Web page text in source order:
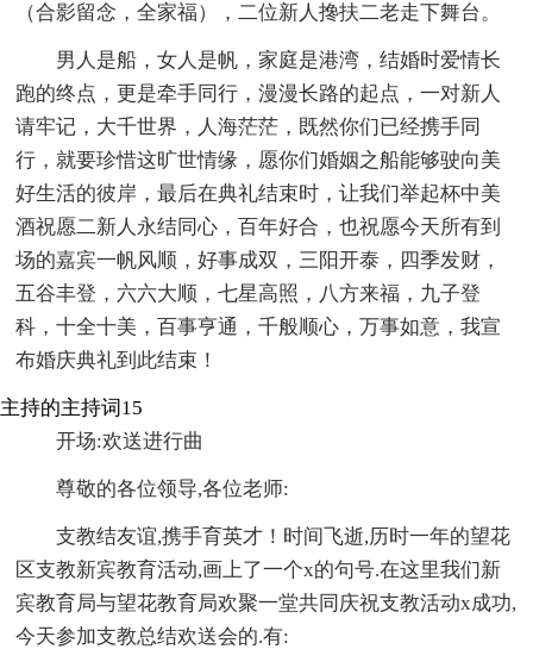
（合影留念，全家福），二位新人搀扶二老走下舞台。
男人是船，女人是帆，家庭是港湾，结婚时爱情长
跑的终点，更是牵手同行，漫漫长路的起点，一对新人
请牢记，大千世界，人海茫茫，既然你们已经携手同
行，就要珍惜这旷世情缘，愿你们婚姻之船能够驶向美
好生活的彼岸，最后在典礼结束时，让我们举起杯中美
酒祝愿二新人永结同心，百年好合，也祝愿今天所有到
场的嘉宾一帆风顺，好事成双，三阳开泰，四季发财，
五谷丰登，六六大顺，七星高照，八方来福，九子登
科，十全十美，百事亨通，千般顺心，万事如意，我宣
布婚庆典礼到此结束！
主持的主持词15
开场:欢送进行曲
尊敬的各位领导,各位老师:
支教结友谊,携手育英才！时间飞逝,历时一年的望花
区支教新宾教育活动,画上了一个x的句号.在这里我们新
宾教育局与望花教育局欢聚一堂共同庆祝支教活动x成功,
今天参加支教总结欢送会的.有: